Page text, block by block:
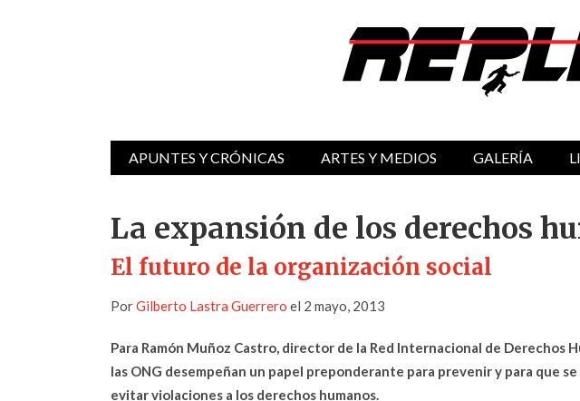
APUNTES Y CRÓNICAS ARTES Y MEDIOS GALERÍA
La expansión de los derechos
El futuro de la organización social
PorGilberto Lastra Guerrero el 2 mayo, 2013
Para Ramón Muñoz Castro, director de la Red Internacional de Derechos
las ONG desempeñan un papel preponderante para prevenir y para que
evitar violaciones a los derechos humanos.